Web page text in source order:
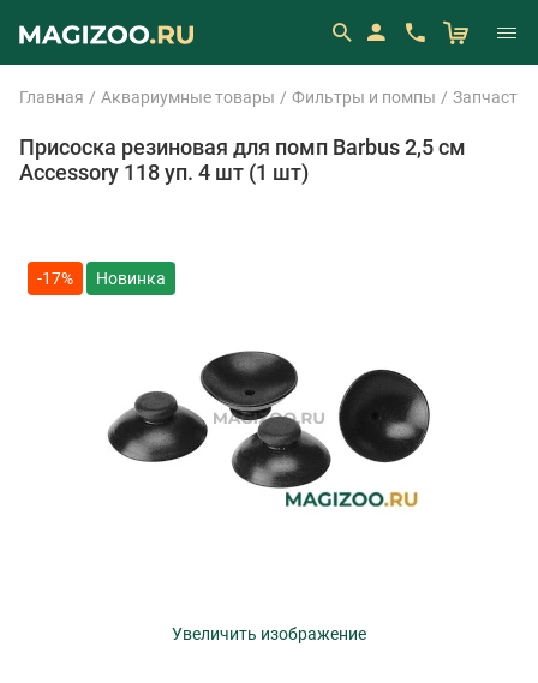
Главная Аквариумные товары Фильтры и помпы Запчасти
Присоска резиновая для помп Barbus 2,5 см
Accessory 118 уп. 4 шт (1 шт)
-17%
Увеличить изображение